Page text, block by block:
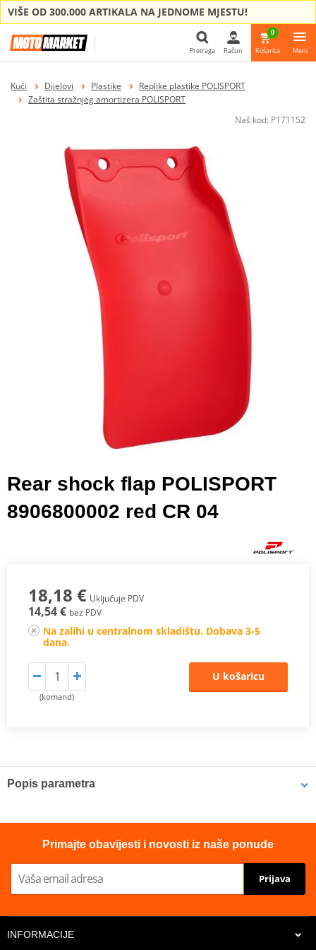
VIŠE OD 300.000 ARTIKALA NA JEDNOME MJESTU!
Pretraga Račun
0
Košarica Meni
Kući Dijelovi Plastike
Replike plastike POLISPORT
Zaštita stražnjeg amortizera POLISPORT
Naš kod: P171152
Rear shock flap POLISPORT
8906800002 red CR 04
18,18 € Uključuje PDV
14,54 € bez PDV
Na zalihi u centralnom skladištu. Dobava 3-5
dana.
(komand)
U košaricu
Popis parametra
Primajte obavijesti i novosti iz naše ponude
Prijava
INFORMACIJE